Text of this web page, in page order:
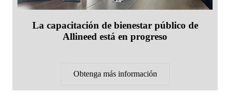
La capacitación de bienestar público de
Allineed está en progreso
Obtenga más información